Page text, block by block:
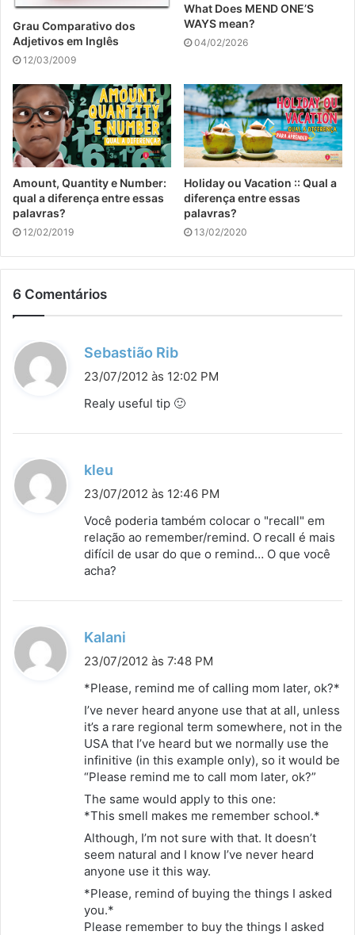
Grau Comparativo dos
Adjetivos em Inglês
12/03/2009
What Does MEND ONE’S
WAYS mean?
04/02/2026
Amount, Quantity e Number:
qual a diferença entre essas
palavras?
12/02/2019
Holiday ou Vacation :: Qual a
diferença entre essas
palavras?
13/02/2020
6 Comentários
Sebastião Rib
i
s
e
23/07/2012 às 12:02 PM
Realy useful tip 🙂
kleu
i
s
e
:
23/07/2012 às 12:46 PM
Você poderia também colocar o "recall" em
relação ao remember/remind. O recall é mais
difícil de usar do que o remind… O que você
acha?
Kalani
i
s
e
:
23/07/2012 às 7:48 PM
*Please, remind me of calling mom later, ok?*
I’ve never heard anyone use that at all, unless
it’s a rare regional term somewhere, not in the
USA that I’ve heard but we normally use the
infinitive (in this example only), so it would be
“Please remind me to call mom later, ok?”
The same would apply to this one:
*This smell makes me remember school.*
Although, I’m not sure with that. It doesn’t
seem natural and I know I’ve never heard
anyone use it this way.
*Please, remind of buying the things I asked
you.*
Please remember to buy the things I asked